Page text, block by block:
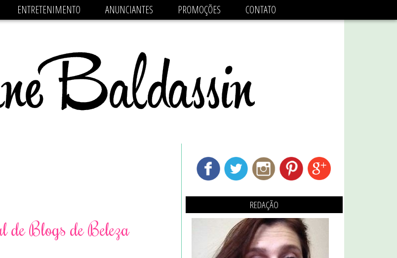
pagead/js/adsbygoogle.js'/>
ENTRETENIMENTO ANUNCIANTES PROMOÇÕES CONTATO
de Blogs de Beleza
REDAÇÃO